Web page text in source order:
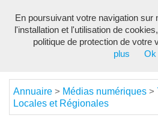
Annuaire > Médias numériques >
Locales et Régionales
En poursuivant votre navigation sur
l'installation et l'utilisation de
politique de protection de votre
plus
Ok